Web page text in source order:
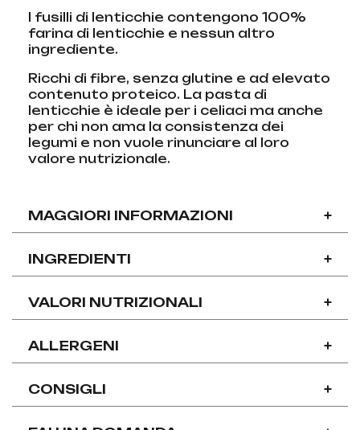
I fusilli di lenticchie contengono 100%
farina di lenticchie e nessun altro
ingrediente.
Ricchi di fibre, senza glutine e ad elevato
contenuto proteico. La pasta di
lenticchie è ideale per i celiaci ma anche
per chi non ama la consistenza dei
legumi e non vuole rinunciare al loro
valore nutrizionale.
MAGGIORI INFORMAZIONI +
INGREDIENTI +
VALORI NUTRIZIONALI +
ALLERGENI +
CONSIGLI +